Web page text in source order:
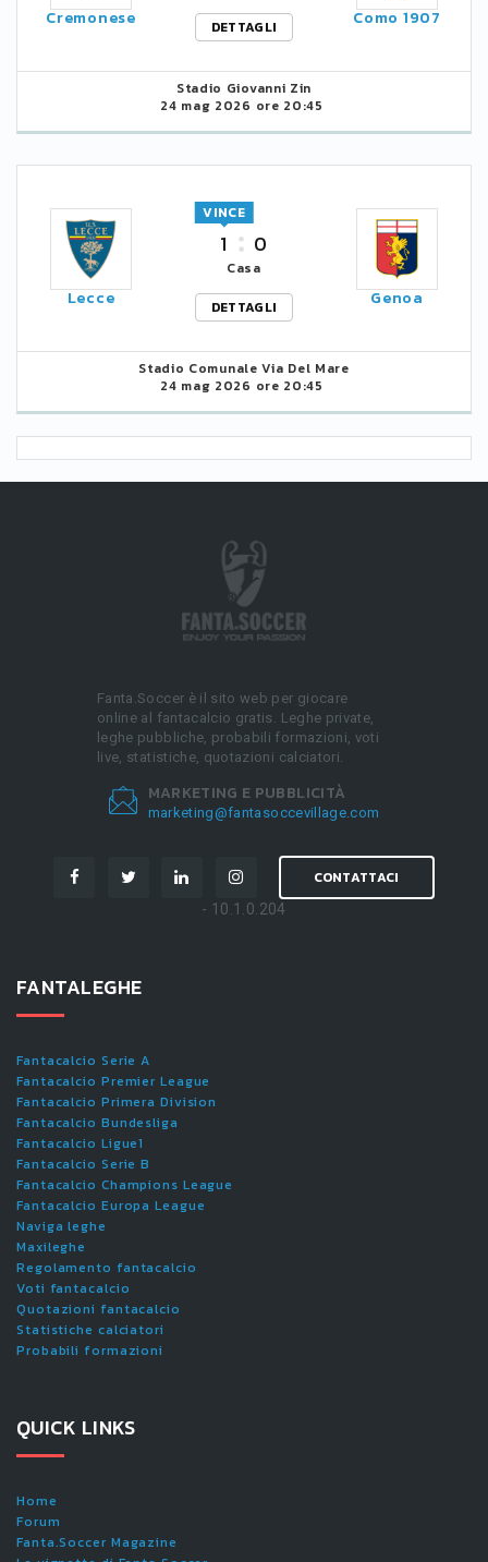
Cremonese
DETTAGLI
Como 1907
Stadio Giovanni Zin
24 mag 2026 ore 20:45
Lecce
1
VINCE
0
Casa
DETTAGLI
Genoa
Stadio Comunale Via Del Mare
24 mag 2026 ore 20:45
Fanta.Soccer è il sito web per giocare
online al fantacalcio gratis. Leghe private,
leghe pubbliche, probabili formazioni, voti
live, statistiche, quotazioni calciatori.
MARKETING E PUBBLICITÀ
marketing@fantasoccevillage.com
CONTATTACI
- 10.1.0.204
FANTALEGHE
Fantacalcio Serie A
Fantacalcio Premier League
Fantacalcio Primera Division
Fantacalcio Bundesliga
Fantacalcio Ligue1
Fantacalcio Serie B
Fantacalcio Champions League
Fantacalcio Europa League
Naviga leghe
Maxileghe
Regolamento fantacalcio
Voti fantacalcio
Quotazioni fantacalcio
Statistiche calciatori
Probabili formazioni
QUICK LINKS
Home
Forum
Fanta.Soccer Magazine